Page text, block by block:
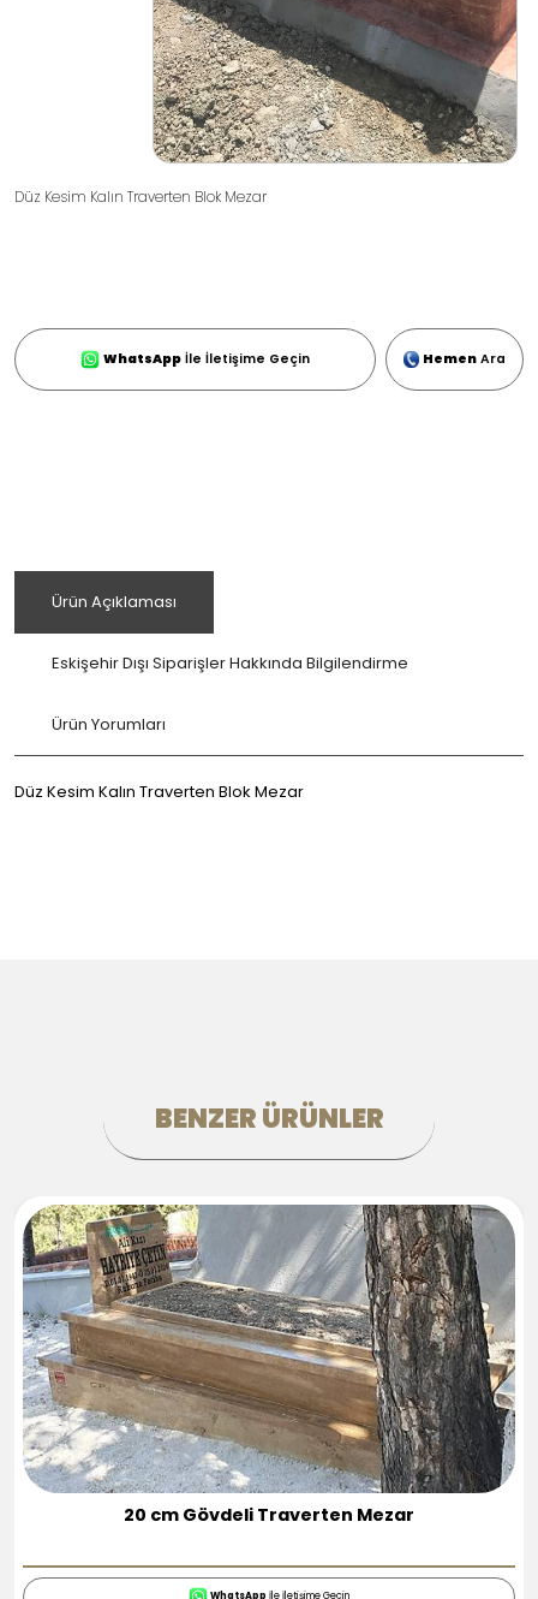
Düz Kesim Kalın Traverten Blok Mezar
WhatsApp İle İletişime Geçin Hemen Ara
Ürün Açıklaması
Eskişehir Dışı Siparişler Hakkında Bilgilendirme
Ürün Yorumları
Düz Kesim Kalın Traverten Blok Mezar
BENZER ÜRÜNLER
2 Kişilik Traverten Mezarlar